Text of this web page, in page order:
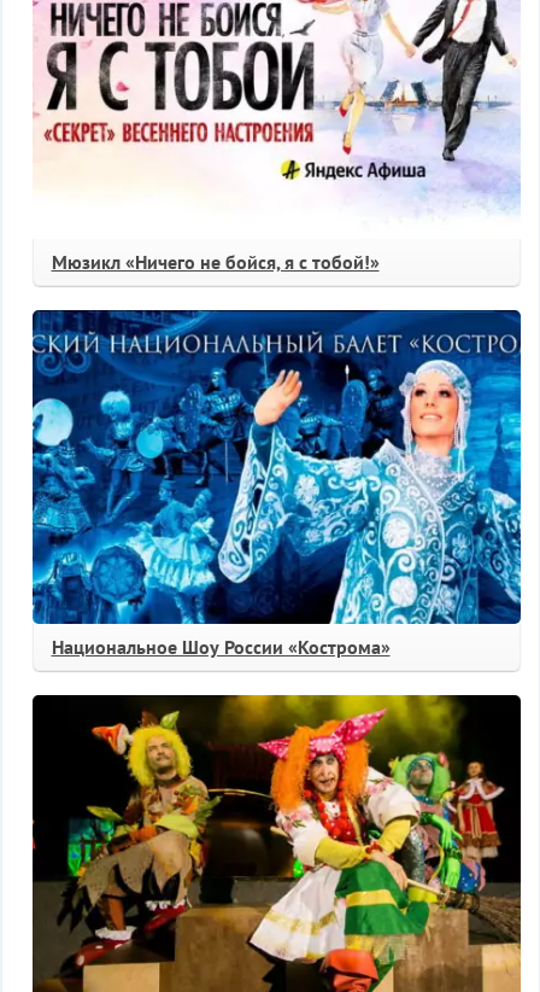
Мюзикл «Ничего не бойся, я с тобой!»
Национальное Шоу России «Кострома»